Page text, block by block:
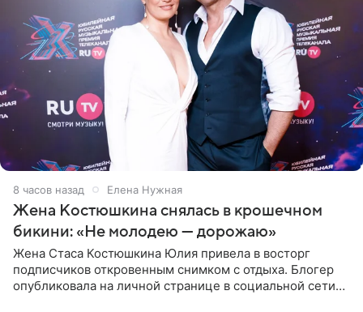
8 часов назад Елена Нужная
Жена Костюшкина снялась в крошечном
бикини: «Не молодею — дорожаю»
Жена Стаса Костюшкина Юлия привела в восторг
подписчиков откровенным снимком с отдыха. Блогер
опубликовала на личной странице в социальной сети